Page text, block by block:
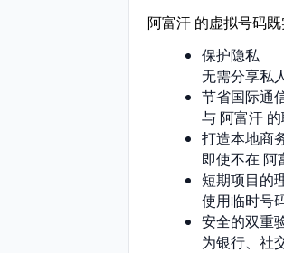
阿富汗 的虚拟号码
保护隐私
无需分享私
节省国际通
与 阿富汗
打造本地商
即使不在 阿
短期项目的
使用临时号
安全的双重
为银行、社